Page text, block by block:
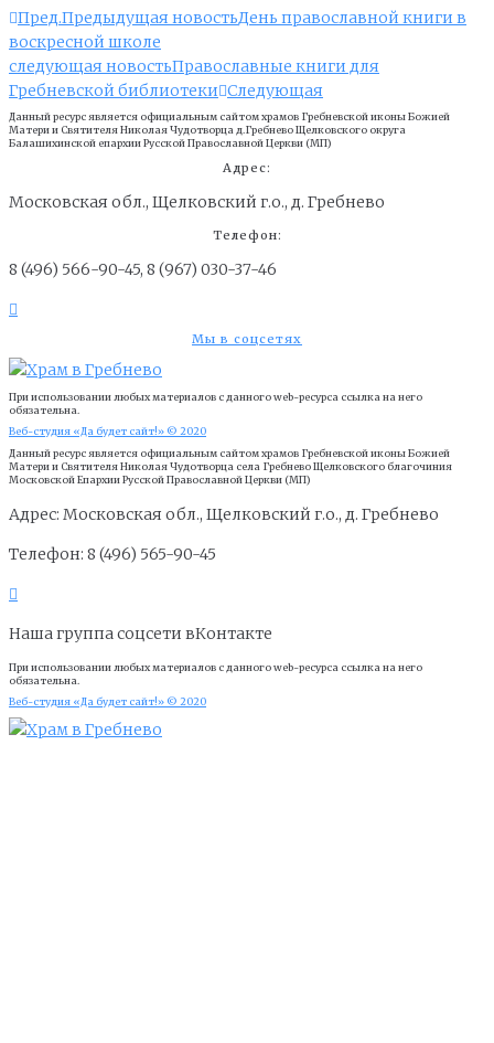
Пред.Предыдущая новостьДень православной книги в
воскресной школе
следующая новостьПравославные книги для
Гребневской библиотеки Следующая
Данный ресурс является официальным сайтом храмов Гребневской иконы Божией
Матери и Cвятителя Николая Чудотворца д.Гребнево Щелковского округа
Балашихинской епархии Русской Православной Церкви (МП)
Адрес:
Московская обл., Щелковский г.о., д. Гребнево
Телефон:
8 (496) 566-90-45, 8 (967) 030-37-46
Мы в соцсетях
При использовании любых материалов с данного web-ресурса ссылка на него
обязательна.
Веб-студия «Да будет сайт!» © 2020
Данный ресурс является официальным сайтом храмов Гребневской иконы Божией
Матери и Cвятителя Николая Чудотворца села Гребнево Щелковского благочиния
Московской Епархии Русской Православной Церкви (МП)
Адрес: Московская обл., Щелковский г.о., д. Гребнево
Телефон: 8 (496) 565-90-45
Наша группа соцсети вКонтакте
При использовании любых материалов с данного web-ресурса ссылка на него
обязательна.
Веб-студия «Да будет сайт!» © 2020